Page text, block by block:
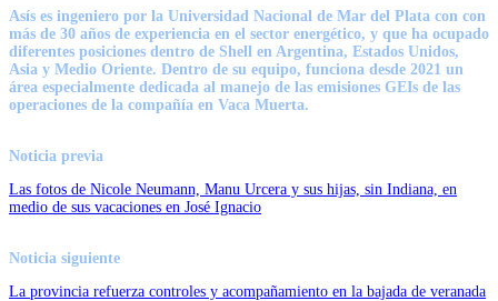
Asís es ingeniero por la Universidad Nacional de Mar del Plata con con
más de 30 años de experiencia en el sector energético, y que ha ocupado
diferentes posiciones dentro de Shell en Argentina, Estados Unidos,
Asia y Medio Oriente. Dentro de su equipo, funciona desde 2021 un
área especialmente dedicada al manejo de las emisiones GEIs de las
operaciones de la compañía en Vaca Muerta.
Noticia previa
Las fotos de Nicole Neumann, Manu Urcera y sus hijas, sin Indiana, en
medio de sus vacaciones en José Ignacio
Noticia siguiente
La provincia refuerza controles y acompañamiento en la bajada de veranada